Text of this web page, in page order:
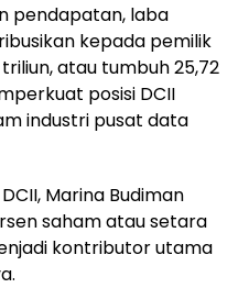
pendapatan, laba
kepada pemilik
atau tumbuh 25,72
posisi DCII
industri pusat data
Marina Budiman
saham atau setara
kontributor utama